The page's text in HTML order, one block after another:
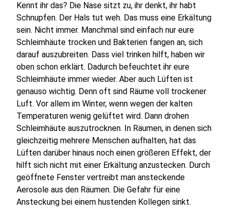
Kennt ihr das? Die Nase sitzt zu, ihr denkt, ihr habt
Schnupfen. Der Hals tut weh. Das muss eine Erkältung
sein. Nicht immer. Manchmal sind einfach nur eure
Schleimhäute trocken und Bakterien fangen an, sich
darauf auszubreiten. Dass viel trinken hilft, haben wir
oben schon erklärt. Dadurch befeuchtet ihr eure
Schleimhäute immer wieder. Aber auch Lüften ist
genauso wichtig. Denn oft sind Räume voll trockener
Luft. Vor allem im Winter, wenn wegen der kalten
Temperaturen wenig gelüftet wird. Dann drohen
Schleimhäute auszutrocknen. In Räumen, in denen sich
gleichzeitig mehrere Menschen aufhalten, hat das
Lüften darüber hinaus noch einen größeren Effekt, der
hilft sich nicht mit einer Erkältung anzustecken. Durch
geöffnete Fenster vertreibt man ansteckende
Aerosole aus den Räumen. Die Gefahr für eine
Ansteckung bei einem hustenden Kollegen sinkt.